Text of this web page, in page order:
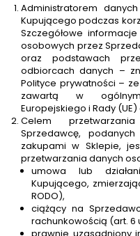
Administratorem
Kupującego podczas
Szczegółowe
osobowych przez
oraz podstawach
odbiorcach danych –
Polityce prywatności –
zawartą w ogólnym
Europejskiego i Rady
Celem
Sprzedawcę,
zakupami w Sklepie,
przetwarzania danych
umowa lub
Kupującego,
RODO),
ciążący na
rachunkowością (art. 6